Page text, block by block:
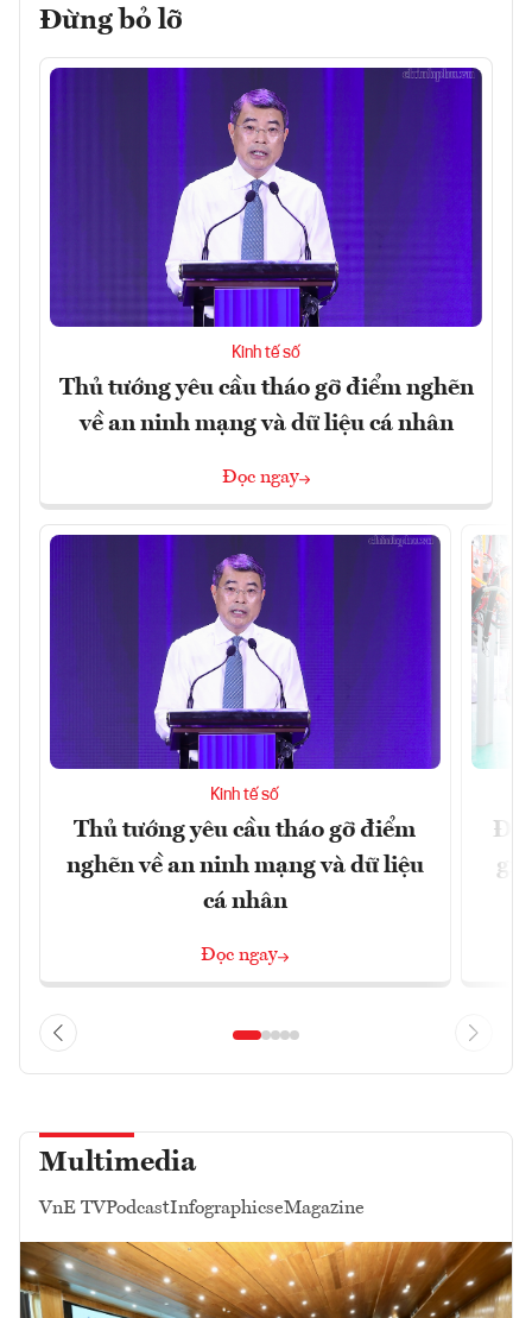
Đừng bỏ lỡ
Kinh tế số
Thủ tướng yêu cầu tháo gỡ điểm nghẽn
về an ninh mạng và dữ liệu cá nhân
Đọc ngay
Kinh tế số
Thủ tướng yêu cầu tháo gỡ điểm
nghẽn về an ninh mạng và dữ liệu
cá nhân
Đọc ngay
Đề
Multimedia
VnE TVPodcastInfographicseMagazine